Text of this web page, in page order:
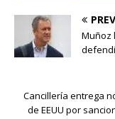
Muñoz
Cancillería entrega
de EEUU por